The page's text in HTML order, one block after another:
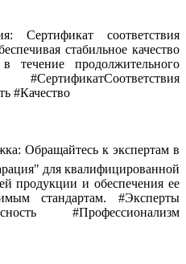
Сертификат соответствия
стабильное качество
течение продолжительного
#Качество
Обращайтесь к экспертам в
для квалифицированной
продукции и обеспечения ее
стандартам. #Эксперты
#Профессионализм